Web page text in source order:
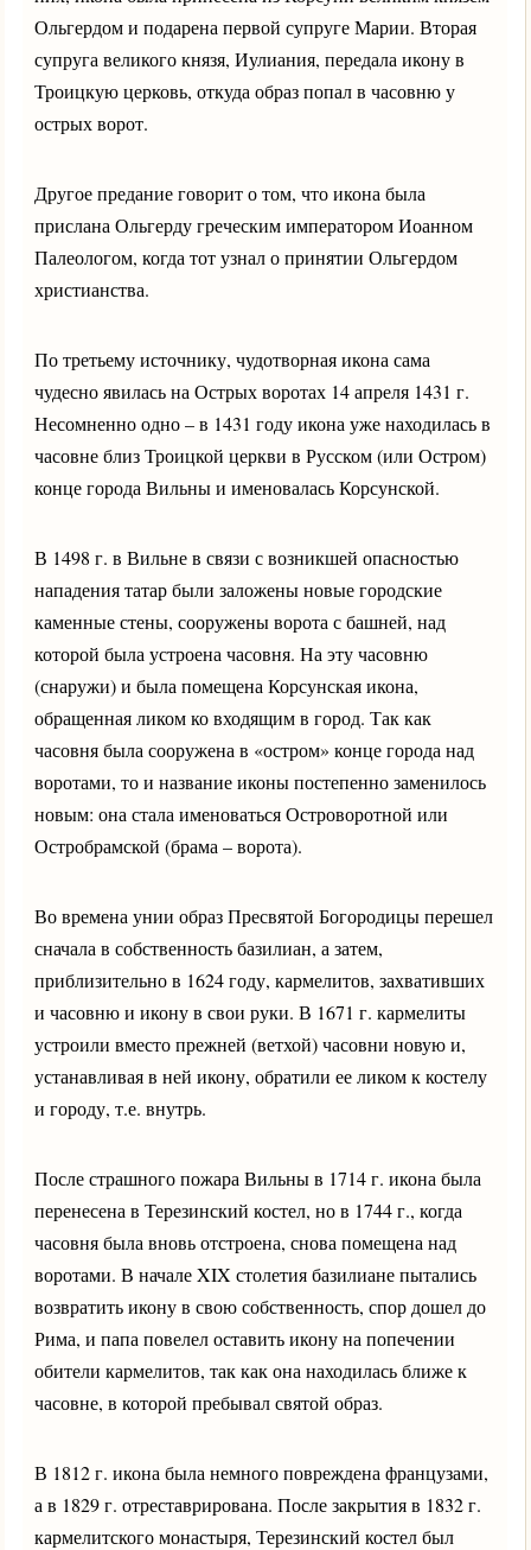
Ольгердом и подарена первой супруге Марии. Вторая
супруга великого князя, Иулиания, передала икону в
Троицкую церковь, откуда образ попал в часовню у
острых ворот.
Другое предание говорит о том, что икона была
прислана Ольгерду греческим императором Иоанном
Палеологом, когда тот узнал о принятии Ольгердом
христианства.
По третьему источнику, чудотворная икона сама
чудесно явилась на Острых воротах 14 апреля 1431 г.
Несомненно одно – в 1431 году икона уже находилась в
часовне близ Троицкой церкви в Русском (или Остром)
конце города Вильны и именовалась Корсунской.
В 1498 г. в Вильне в связи с возникшей опасностью
нападения татар были заложены новые городские
каменные стены, сооружены ворота с башней, над
которой была устроена часовня. На эту часовню
(снаружи) и была помещена Корсунская икона,
обращенная ликом ко входящим в город. Так как
часовня была сооружена в «остром» конце города над
воротами, то и название иконы постепенно заменилось
новым: она стала именоваться Островоротной или
Остробрамской (брама – ворота).
Во времена унии образ Пресвятой Богородицы перешел
сначала в собственность базилиан, а затем,
приблизительно в 1624 году, кармелитов, захвативших
и часовню и икону в свои руки. В 1671 г. кармелиты
устроили вместо прежней (ветхой) часовни новую и,
устанавливая в ней икону, обратили ее ликом к костелу
и городу, т.е. внутрь.
После страшного пожара Вильны в 1714 г. икона была
перенесена в Терезинский костел, но в 1744 г., когда
часовня была вновь отстроена, снова помещена над
воротами. В начале XIX столетия базилиане пытались
возвратить икону в свою собственность, спор дошел до
Рима, и папа повелел оставить икону на попечении
обители кармелитов, так как она находилась ближе к
часовне, в которой пребывал святой образ.
В 1812 г. икона была немного повреждена французами,
а в 1829 г. отреставрирована. После закрытия в 1832 г.
кармелитского монастыря, Терезинский костел был